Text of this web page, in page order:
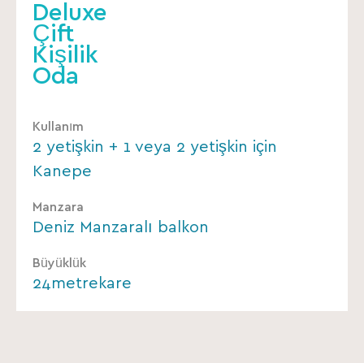
Deluxe
Çift
Kişilik
Oda
Kullanım
2 yetişkin + 1 veya 2 yetişkin için
Kanepe
Manzara
Deniz Manzaralı balkon
Büyüklük
24metrekare